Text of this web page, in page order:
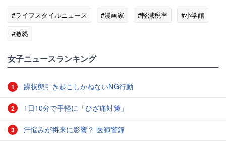
#ライフスタイルニュース #漫画家 #軽減税率
#小学館
#激怒
女子ニュースランキング
1 躁状態引き起こしかねないNG行動
2 1日10分で手軽に「ひざ痛対策」
3 汗悩みが将来に影響？ 医師警鐘